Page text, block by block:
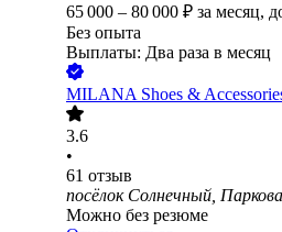
65 000 – 80 000 ₽ за месяц,
Без опыта
Выплаты: Два раза в месяц
MILANA Shoes &
3.6
•
61 отзыв
посёлок Солнечный,
Можно без резюме